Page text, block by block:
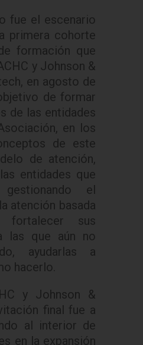
fue el escenario
primera cohorte
formación que
y Johnson &
en agosto de
de formar
de las entidades
en los
de este
de atención,
entidades que
el
atención basada
sus
las que aún no
ayudarlas a
hacerlo.
y Johnson &
final fue a
al interior de
en la expansión